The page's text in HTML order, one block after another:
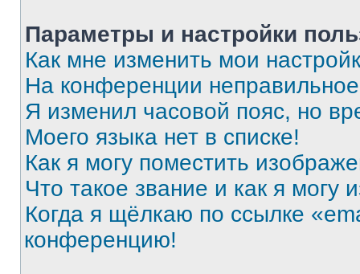
Параметры и настройки
Как мне изменить мои
На конференции
Я изменил часовой пояс, но
Моего языка нет в списке!
Как я могу поместить
Что такое звание и как я могу
Когда я щёлкаю по ссылке
конференцию!